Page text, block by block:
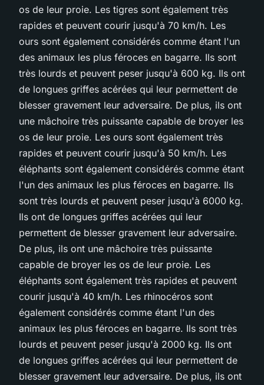
os de leur proie. Les tigres sont également très
rapides et peuvent courir jusqu'à 70 km/h. Les
ours sont également considérés comme étant l'un
des animaux les plus féroces en bagarre. Ils sont
très lourds et peuvent peser jusqu'à 600 kg. Ils ont
de longues griffes acérées qui leur permettent de
blesser gravement leur adversaire. De plus, ils ont
une mâchoire très puissante capable de broyer les
os de leur proie. Les ours sont également très
rapides et peuvent courir jusqu'à 50 km/h. Les
éléphants sont également considérés comme étant
l'un des animaux les plus féroces en bagarre. Ils
sont très lourds et peuvent peser jusqu'à 6000 kg.
Ils ont de longues griffes acérées qui leur
permettent de blesser gravement leur adversaire.
De plus, ils ont une mâchoire très puissante
capable de broyer les os de leur proie. Les
éléphants sont également très rapides et peuvent
courir jusqu'à 40 km/h. Les rhinocéros sont
également considérés comme étant l'un des
animaux les plus féroces en bagarre. Ils sont très
lourds et peuvent peser jusqu'à 2000 kg. Ils ont
de longues griffes acérées qui leur permettent de
blesser gravement leur adversaire. De plus, ils ont